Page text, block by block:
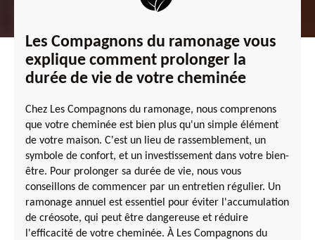
Les Compagnons du ramonage vous
explique comment prolonger la
durée de vie de votre cheminée
Chez Les Compagnons du ramonage, nous comprenons
que votre cheminée est bien plus qu'un simple élément
de votre maison. C'est un lieu de rassemblement, un
symbole de confort, et un investissement dans votre bien-
être. Pour prolonger sa durée de vie, nous vous
conseillons de commencer par un entretien régulier. Un
ramonage annuel est essentiel pour éviter l'accumulation
de créosote, qui peut être dangereuse et réduire
l'efficacité de votre cheminée. À Les Compagnons du